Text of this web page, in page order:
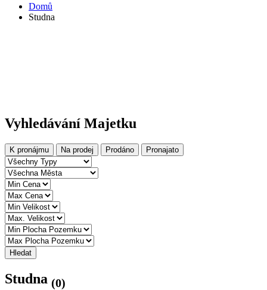
Domů
Studna
Vyhledávání Majetku
K pronájmu Na prodej Prodáno Pronajato
Hledat
Studna (0)